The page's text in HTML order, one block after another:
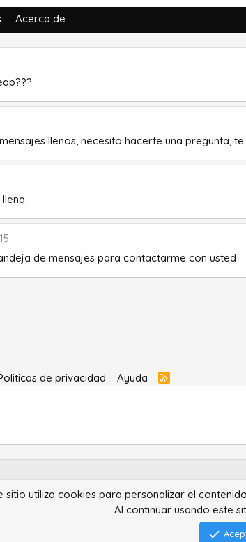
Acerca de
llenos, necesito hacerte una pregunta,
de mensajes para contactarme con usted
de privacidad Ayuda
S
Community
Advanced Forum
Park
sitio utiliza cookies para personalizar el
Al continuar usando este